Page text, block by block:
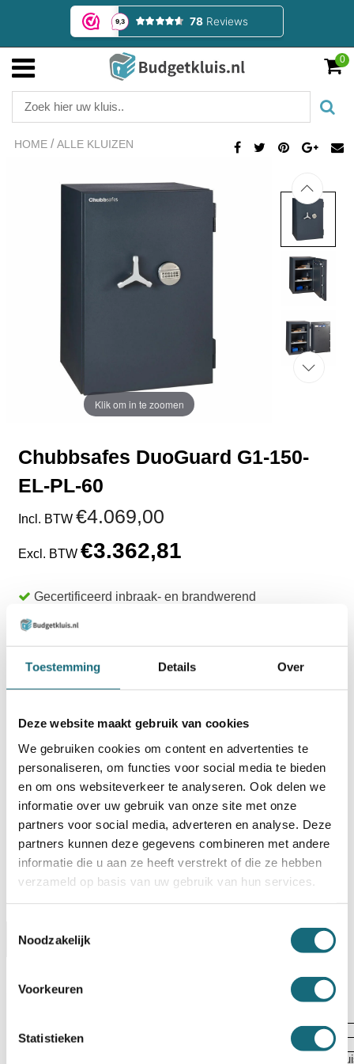
Toestemming Details Over
Deze website maakt gebruik van cookies
We gebruiken cookies om content en advertenties te
personaliseren, om functies voor social media te bieden
en om ons websiteverkeer te analyseren. Ook delen we
informatie over uw gebruik van onze site met onze
partners voor social media, adverteren en analyse. Deze
partners kunnen deze gegevens combineren met andere
informatie die u aan ze heeft verstrekt of die ze hebben
verzameld op basis van uw gebruik van hun services.
Noodzakelijk
Voorkeuren
Statistieken
0
HOME / ALLE KLUIZEN
Klik om in te zoomen
Chubbsafes DuoGuard G1-150-
EL-PL-60
Incl. BTW €4.069,00
Excl. BTW €3.362,81
Gecertificeerd inbraak- en brandwerend
60 minuten brandwerendheid voor papier
Levertijd 8 - 10 weken
TOEVOEGEN AAN WINKELWAGEN
BESTELLEN OP REKENING
Op voorraad? Besteld voor
verstuurd!
Uw keuze zaltoevoegen aan het totaalbedrag
Omschrijving
EAN code
Merk
Inbraak- en brandwerende